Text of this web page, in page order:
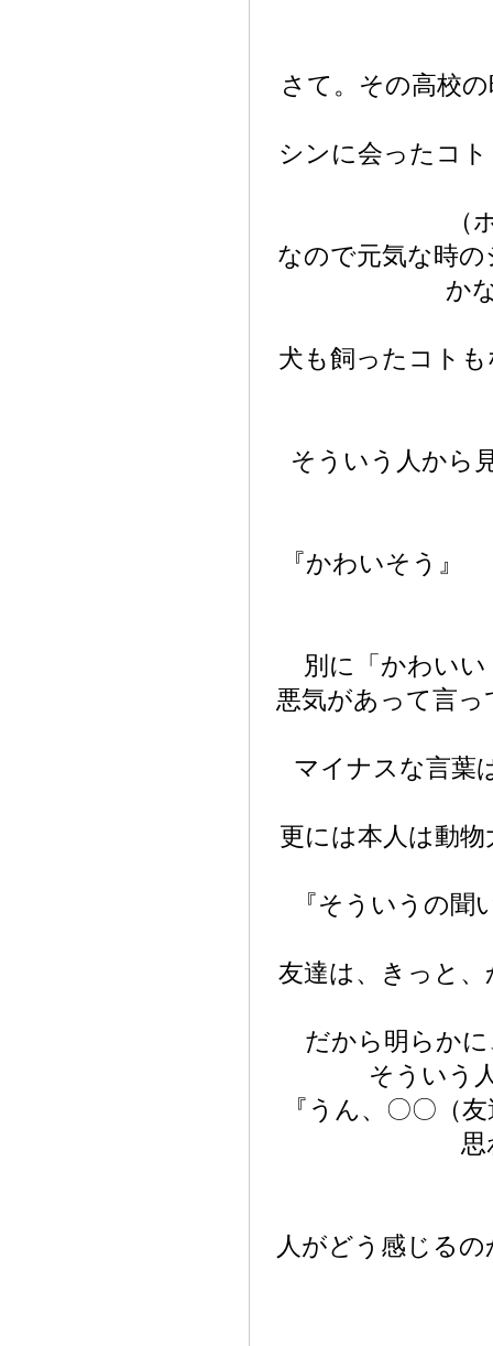
さて。その高校
シンに会ったコ
（
なので元気な時
か
犬も飼ったコト
そういう人から
『かわいそう』
別に「かわい
悪気があって言
マイナスな言葉
更には本人は動
『そういうの
友達は、きっと
だから明らか
そういう
『うん、〇〇（
思
人がどう感じる